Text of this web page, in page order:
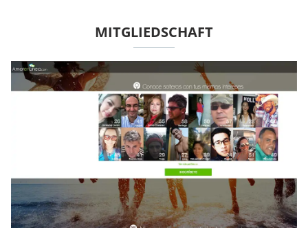
MITGLIEDSCHAFT